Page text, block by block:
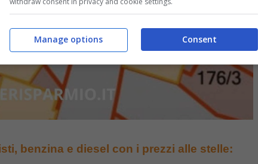
benzina e diesel con i prezzi alle stelle:
Consent
Manage options